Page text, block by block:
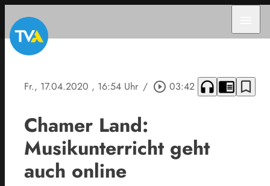
Fr., 17.04.2020 , 16:54 Uhr / play_circle_outline 03:42 headphones chrome_reader_mode bookmark_border
Chamer Land:
Musikunterricht geht
auch online